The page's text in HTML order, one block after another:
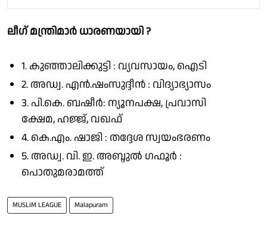
ലീഗ് മന്ത്രിമാർ ധാരണയായി ?
1. കുഞ്ഞാലിക്കുട്ടി : വ്യവസായം, ഐടി
2. അഡ്വ. എൻ.ഷംസുദ്ദീൻ : വിദ്യാഭ്യാസം
3. പി.കെ. ബഷീർ: ന്യൂനപക്ഷ, പ്രവാസി
ക്ഷേമ, ഹജ്ജ്, വഖഫ്
4. കെ.എം. ഷാജി : തദ്ദേശ സ്വയംഭരണം
5. അഡ്വ. വി. ഇ. അബ്ദുൽ ഗഫൂർ :
പൊതുമരാമത്ത്
MUSLIM LEAGUE Malapuram